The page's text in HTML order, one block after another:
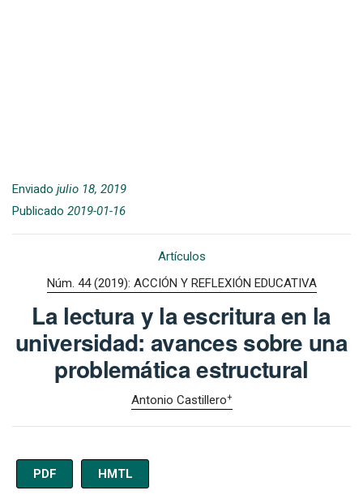
Enviado julio 18, 2019
Publicado 2019-01-16
Artículos
Núm. 44 (2019): ACCIÓN Y REFLEXIÓN EDUCATIVA
La lectura y la escritura en la
universidad: avances sobre una
problemática estructural
Antonio Castillero+
PDF HMTL